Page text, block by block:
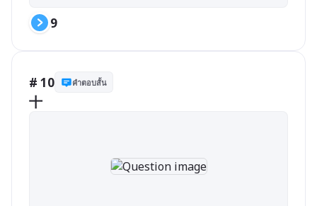
9
# 10 คำตอบสั้น
十